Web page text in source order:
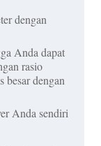
dengan
Anda dapat
rasio
dengan
Anda sendiri